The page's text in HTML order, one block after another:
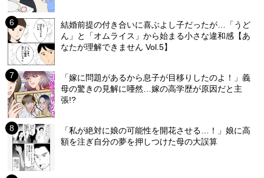
結婚前提の付き合いに喜ぶよし子だったが…「うど
ん」と「オムライス」から始まる小さな違和感【あ
なたが理解できません Vol.5】
「嫁に問題があるから息子が目移りしたのよ！」義
母の驚きの見解に唖然…嫁の高学歴が原因だと主
張!?
「私が絶対に娘の可能性を開花させる…！」娘に高
額を注ぎ自分の夢を押しつけた母の大誤算